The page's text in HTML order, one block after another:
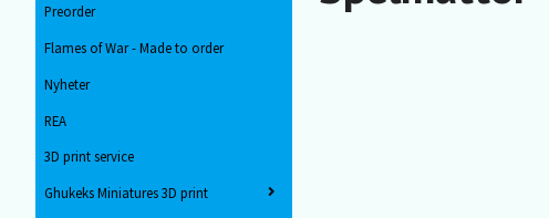
Preorder
Flames of War - Made to order
Nyheter
REA
3D print service
Ghukeks Miniatures 3D print